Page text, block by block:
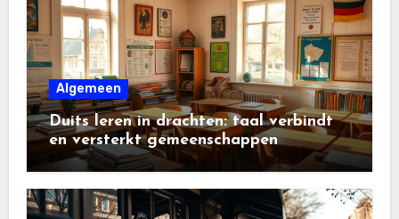
Algemeen
Duits leren in drachten: taal verbindt
en versterkt gemeenschappen